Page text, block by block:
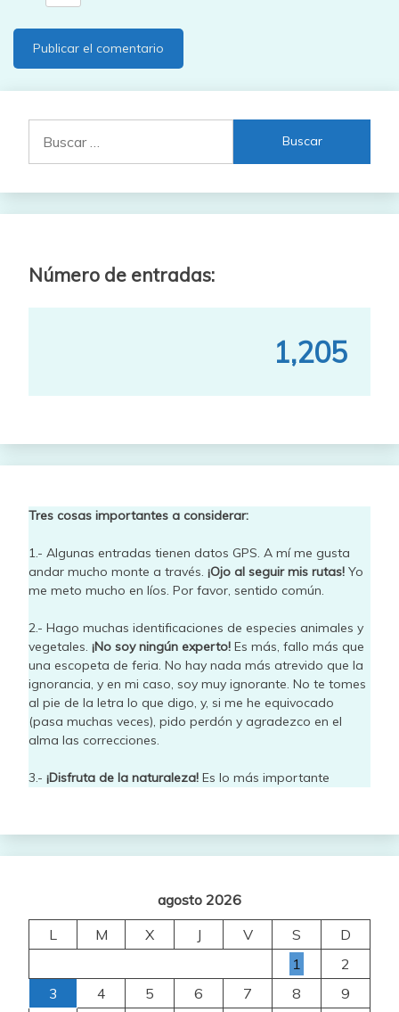
Número de entradas:
1,205
Tres cosas importantes a considerar:
1.- Algunas entradas tienen datos GPS. A mí me gusta
andar mucho monte a través. ¡Ojo al seguir mis rutas! Yo
me meto mucho en líos. Por favor, sentido común.
2.- Hago muchas identificaciones de especies animales y
vegetales. ¡No soy ningún experto! Es más, fallo más que
una escopeta de feria. No hay nada más atrevido que la
ignorancia, y en mi caso, soy muy ignorante. No te tomes
al pie de la letra lo que digo, y, si me he equivocado
(pasa muchas veces), pido perdón y agradezco en el
alma las correcciones.
3.- ¡Disfruta de la naturaleza! Es lo más importante
agosto 2026
L
M X J V S
D
1
2
3
4 5 6 7 8 9